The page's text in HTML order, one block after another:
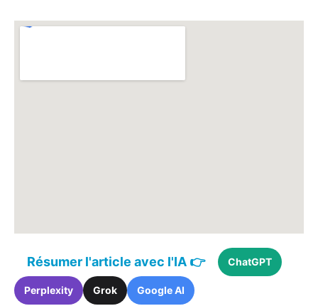
Résumer l'article avec l'IA 👉 ChatGPT
Perplexity Grok Google AI